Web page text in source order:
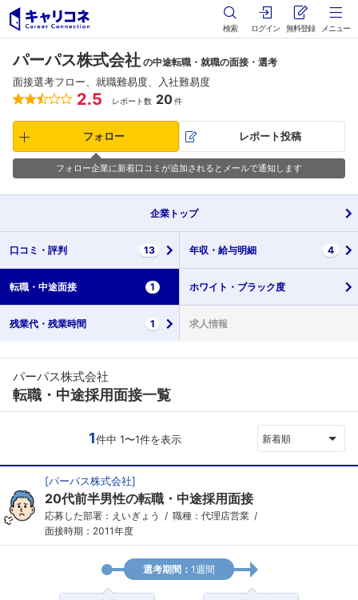
検索 ログイン 無料登録 メニュー
パーパス株式会社 の中途転職・就職の面接・選考
面接選考フロー、就職難易度、入社難易度
2.5 レポート数 20件
フォロー レポート投稿
フォロー企業に新着口コミが追加されるとメールで通知します
企業 トップ
口コミ・ 評判 13 年収・ 給与明細 4
転職・ 中途面接 1 ホワイト・ ブラック度
残業代・ 残業時間 1 求人情報
パーパス株式会社
転職・中途採用面接一覧
1件中 1〜1件を表示 新着順
[パーパス株式会社]
20代前半男性の転職・中途採用面接
応募した部署：えいぎょう
職種：代理店営業
面接時期：2011年度
選考期間： 1週間